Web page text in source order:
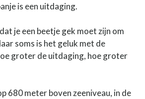
is een uitdaging.
je een beetje gek moet zijn om
soms is het geluk met de
groter de uitdaging, hoe groter
680 meter boven zeeniveau, in de